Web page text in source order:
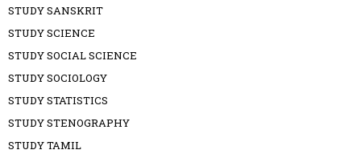
STUDY SANSKRIT
STUDY SCIENCE
STUDY SOCIAL SCIENCE
STUDY SOCIOLOGY
STUDY STATISTICS
STUDY STENOGRAPHY
STUDY TAMIL